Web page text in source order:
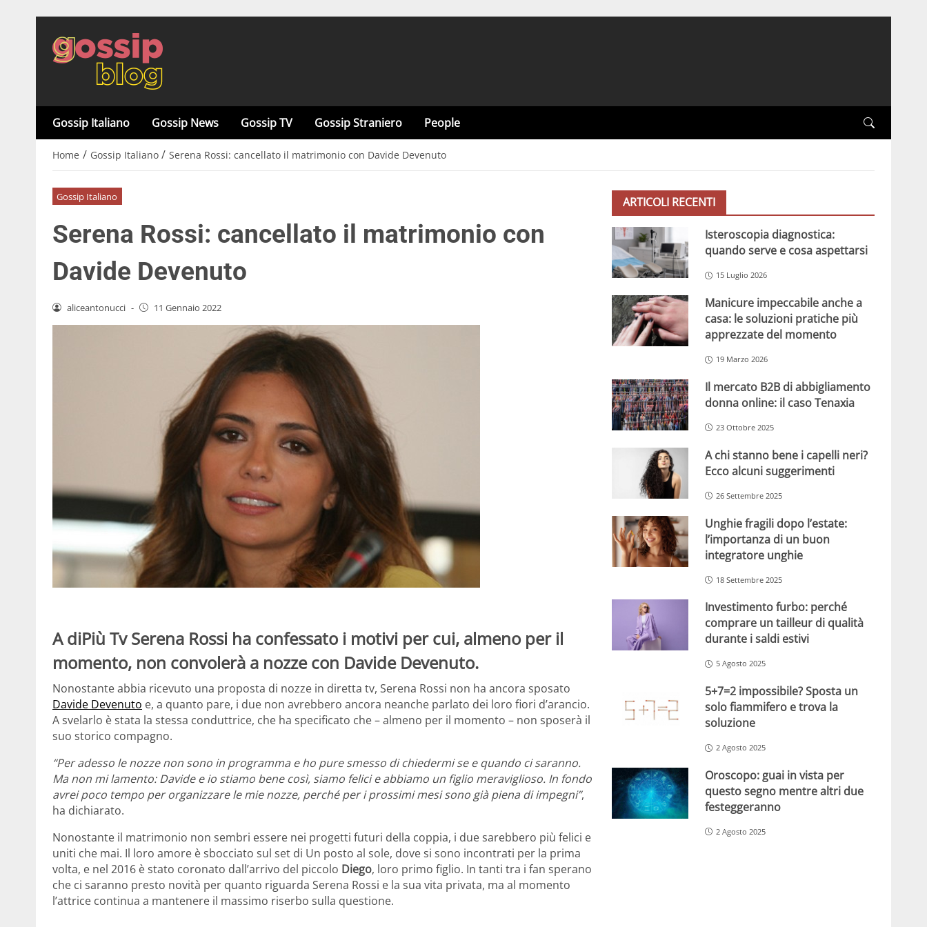
Gossip Italiano Gossip News Gossip TV Gossip Straniero People
Home / Gossip Italiano / Serena Rossi: cancellato il matrimonio con Davide Devenuto
Gossip Italiano
Serena Rossi: cancellato il matrimonio con
Davide Devenuto
aliceantonucci - 11 Gennaio 2022
A diPiù Tv Serena Rossi ha confessato i motivi per cui, almeno per il
momento, non convolerà a nozze con Davide Devenuto.
Nonostante abbia ricevuto una proposta di nozze in diretta tv, Serena Rossi non ha ancora sposato
Davide Devenuto e, a quanto pare, i due non avrebbero ancora neanche parlato dei loro fiori d’arancio.
A svelarlo è stata la stessa conduttrice, che ha specificato che – almeno per il momento – non sposerà il
suo storico compagno.
“Per adesso le nozze non sono in programma e ho pure smesso di chiedermi se e quando ci saranno.
Ma non mi lamento: Davide e io stiamo bene così, siamo felici e abbiamo un figlio meraviglioso. In fondo
avrei poco tempo per organizzare le mie nozze, perché per i prossimi mesi sono già piena di impegni”,
ha dichiarato.
Nonostante il matrimonio non sembri essere nei progetti futuri della coppia, i due sarebbero più felici e
uniti che mai. Il loro amore è sbocciato sul set di Un posto al sole, dove si sono incontrati per la prima
volta, e nel 2016 è stato coronato dall’arrivo del piccolo Diego, loro primo figlio. In tanti tra i fan sperano
che ci saranno presto novità per quanto riguarda Serena Rossi e la sua vita privata, ma al momento
l’attrice continua a mantenere il massimo riserbo sulla questione.
ARTICOLI RECENTI
Isteroscopia diagnostica:
quando serve e cosa aspettarsi
15 Luglio 2026
Manicure impeccabile anche a
casa: le soluzioni pratiche più
apprezzate del momento
19 Marzo 2026
Il mercato B2B di abbigliamento
donna online: il caso Tenaxia
23 Ottobre 2025
A chi stanno bene i capelli neri?
Ecco alcuni suggerimenti
26 Settembre 2025
Unghie fragili dopo l’estate:
l’importanza di un buon
integratore unghie
18 Settembre 2025
Investimento furbo: perché
comprare un tailleur di qualità
durante i saldi estivi
5 Agosto 2025
5+7=2 impossibile? Sposta un
solo fiammifero e trova la
soluzione
2 Agosto 2025
Oroscopo: guai in vista per
questo segno mentre altri due
festeggeranno
2 Agosto 2025